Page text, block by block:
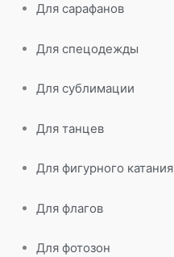
Для сарафанов
Для спецодежды
Для сублимации
Для танцев
Для фигурного катания
Для флагов
Для фотозон